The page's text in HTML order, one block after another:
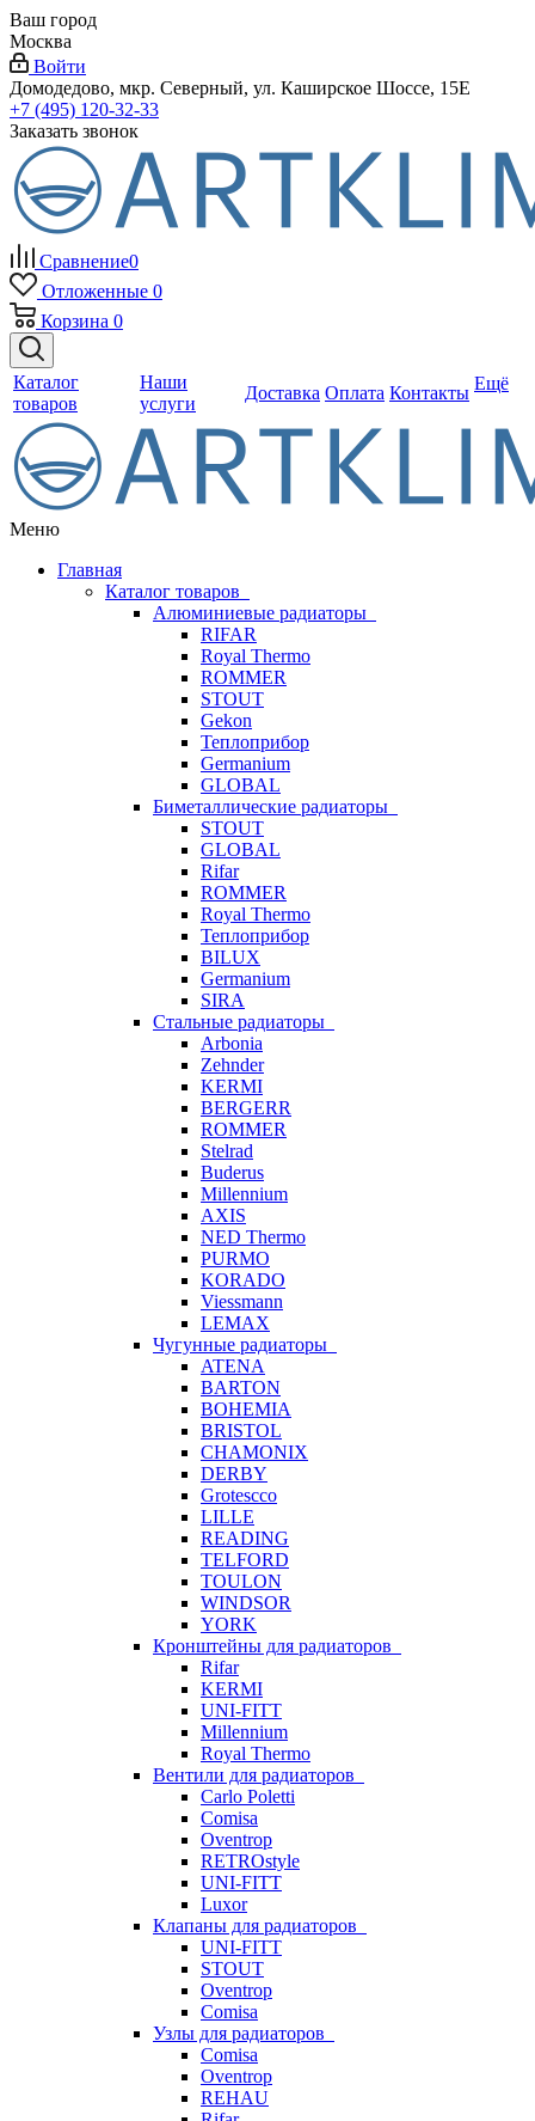
Ваш город
Москва
Войти
Домодедово, мкр. Северный, ул. Каширское Шоссе, 15Е
+7 (495) 120-32-33
Заказать звонок
Сравнение0
Отложенные 0
Корзина 0
Каталог
товаров
Наши
услуги
Доставка Оплата Контакты Ещё
Меню
Главная
Каталог товаров
Алюминиевые радиаторы
RIFAR
Royal Thermo
ROMMER
STOUT
Gekon
Теплоприбор
Germanium
GLOBAL
Биметаллические радиаторы
STOUT
GLOBAL
Rifar
ROMMER
Royal Thermo
Теплоприбор
BILUX
Germanium
SIRA
Стальные радиаторы
Arbonia
Zehnder
KERMI
BERGERR
ROMMER
Stelrad
Buderus
Millennium
AXIS
NED Thermo
PURMO
KORADO
Viessmann
LEMAX
Чугунные радиаторы
ATENA
BARTON
BOHEMIA
BRISTOL
CHAMONIX
DERBY
Grotescco
LILLE
READING
TELFORD
TOULON
WINDSOR
YORK
Кронштейны для радиаторов
Rifar
KERMI
UNI-FITT
Millennium
Royal Thermo
Вентили для радиаторов
Carlo Poletti
Comisa
Oventrop
RETROstyle
UNI-FITT
Luxor
Клапаны для радиаторов
UNI-FITT
STOUT
Oventrop
Comisa
Узлы для радиаторов
Comisa
Oventrop
REHAU